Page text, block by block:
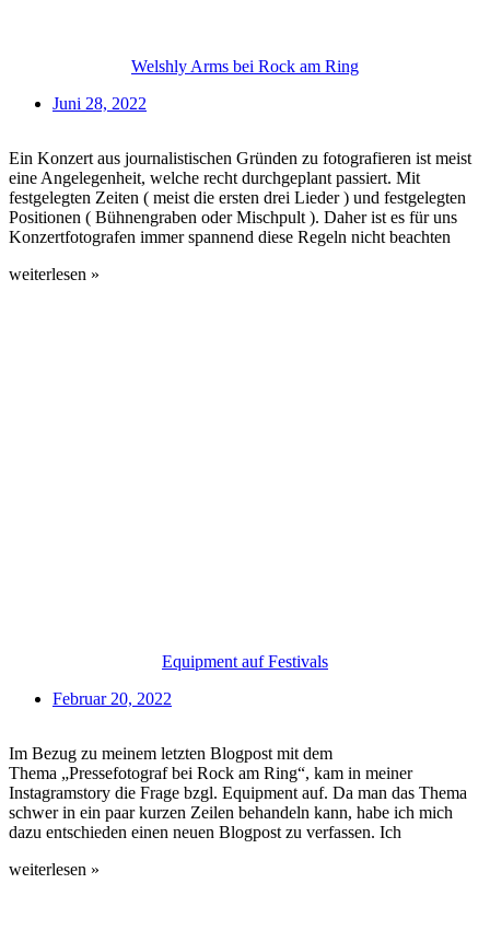
Welshly Arms bei Rock am Ring
Juni 28, 2022
Ein Konzert aus journalistischen Gründen zu fotografieren ist meist
eine Angelegenheit, welche recht durchgeplant passiert. Mit
festgelegten Zeiten ( meist die ersten drei Lieder ) und festgelegten
Positionen ( Bühnengraben oder Mischpult ). Daher ist es für uns
Konzertfotografen immer spannend diese Regeln nicht beachten
weiterlesen »
Equipment auf Festivals
Februar 20, 2022
Im Bezug zu meinem letzten Blogpost mit dem
Thema „Pressefotograf bei Rock am Ring“, kam in meiner
Instagramstory die Frage bzgl. Equipment auf. Da man das Thema
schwer in ein paar kurzen Zeilen behandeln kann, habe ich mich
dazu entschieden einen neuen Blogpost zu verfassen. Ich
weiterlesen »